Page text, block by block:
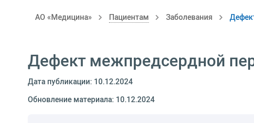
АО «Медицина» Пациентам Заболевания
Дефект межпредсердной
Дата публикации: 10.12.2024
Обновление материала: 10.12.2024